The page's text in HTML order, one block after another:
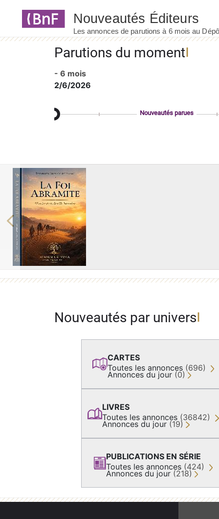
Parutions du moment
- 6 mois
2/6/2026
Nouveautés parues
Previous
Nouveautés par univers
CARTES
Toutes les annonces (696)
Annonces du jour (0)
LIVRES
Toutes les annonces (36842)
Annonces du jour (19)
PUBLICATIONS EN SÉRIE
Toutes les annonces (424)
Annonces du jour (218)